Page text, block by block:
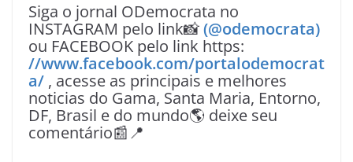
Siga o jornal ODemocrata no
INSTAGRAM pelo link📸(@odemocrata)
ou FACEBOOK pelo link https:
//www.facebook.com/portalodemocrat
a/ , acesse as principais e melhores
noticias do Gama, Santa Maria, Entorno,
DF, Brasil e do mundo🌎 deixe seu
comentário📰📍